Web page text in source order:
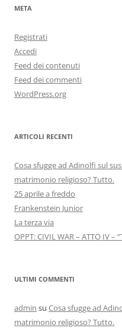
META
Registrati
Accedi
Feed dei contenuti
Feed dei commenti
WordPress.org
ARTICOLI RECENTI
Cosa sfugge ad Adinolfi sul
matrimonio religioso? Tutto.
25 aprile a freddo
Frankenstein Junior
La terza via
OPPT: CIVIL WAR – ATTO IV
ULTIMI COMMENTI
admin su Cosa sfugge ad
matrimonio religioso? Tutto.